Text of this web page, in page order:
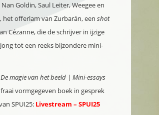
Goldin, Saul Leiter, Weegee en
het offerlam van Zurbarán, een shot
Cézanne, die de schrijver in ijzige
tot een reeks bijzondere mini-
De magie van het beeld | Mini-essays
vormgegeven boek in gesprek
SPUI25: Livestream – SPUI25